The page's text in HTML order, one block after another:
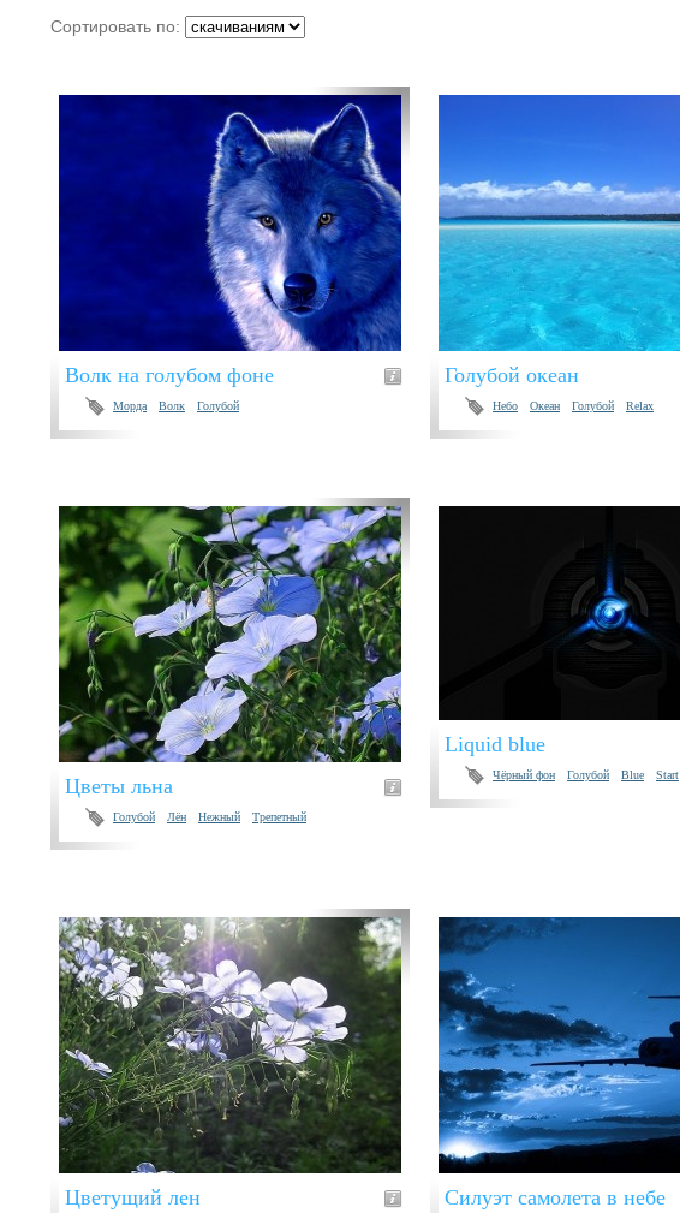
Сортировать по:
Волк на голубом фоне
Морда Волк Голубой
Голубой океан
Небо Океан Голубой Relax
Цветы льна
Голубой Лён Нежный Трепетный
Liquid blue
Чёрный фон Голубой Blue Start
Цветущий лен Силуэт самолета в небе